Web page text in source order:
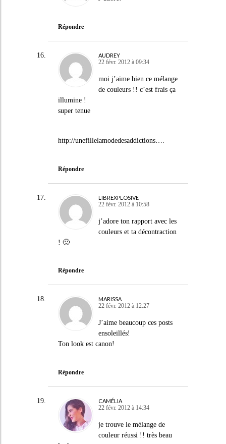
Répondre
AUDREY
22 févr. 2012 à 09:34
moi j’aime bien ce mélange
de couleurs !! c’est frais ça
illumine !
super tenue
http://unefillelamodedesaddictions….
Répondre
LIBREXPLOSIVE
22 févr. 2012 à 10:58
j’adore ton rapport avec les
couleurs et ta décontraction
! 🙂
Répondre
MARISSA
22 févr. 2012 à 12:27
J’aime beaucoup ces posts
ensoleillés!
Ton look est canon!
Répondre
CAMÉLIA
22 févr. 2012 à 14:34
je trouve le mélange de
couleur réussi !! très beau